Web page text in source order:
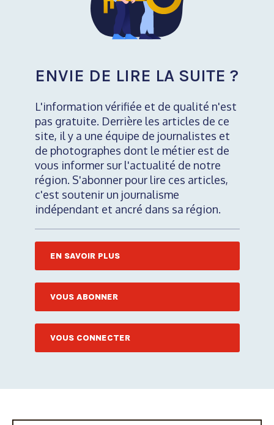
ENVIE DE LIRE LA SUITE ?
L'information vérifiée et de qualité n'est
pas gratuite. Derrière les articles de ce
site, il y a une équipe de journalistes et
de photographes dont le métier est de
vous informer sur l'actualité de notre
région. S'abonner pour lire ces articles,
c'est soutenir un journalisme
indépendant et ancré dans sa région.
EN SAVOIR PLUS
VOUS ABONNER
VOUS CONNECTER